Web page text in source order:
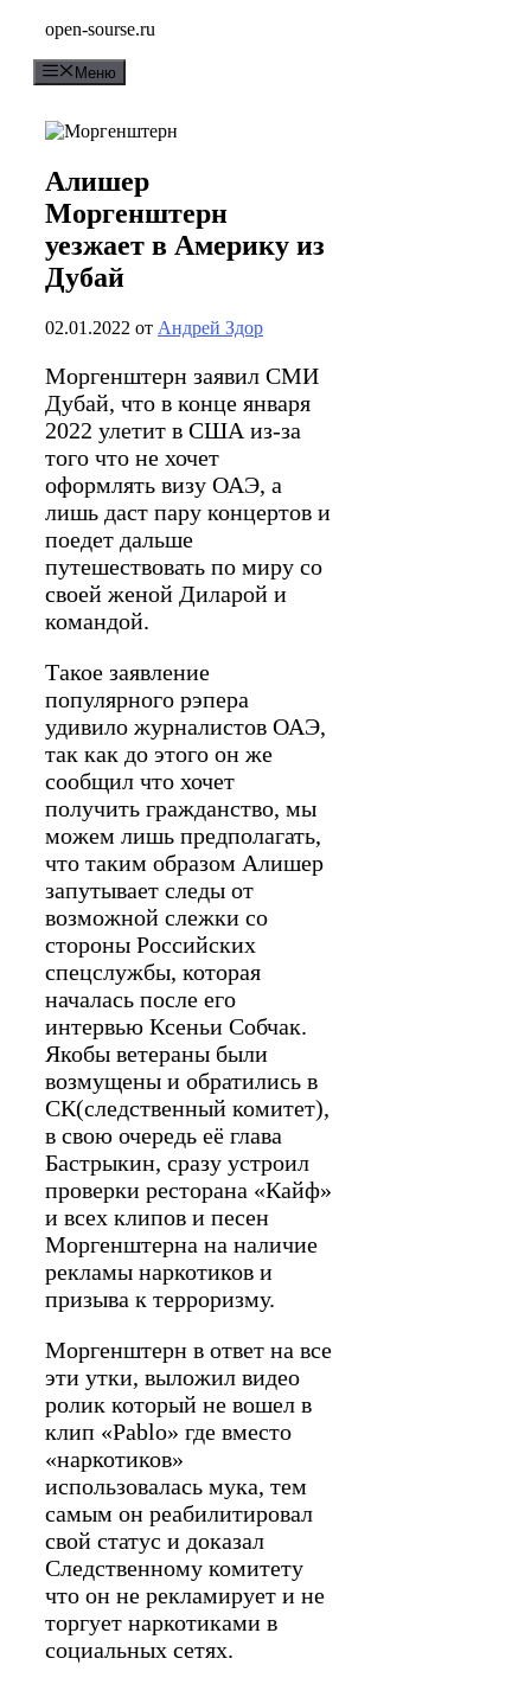
Перейти
содержимому
open-sourse.ru
Меню
Алишер
Моргенштерн
уезжает в Америку из
Дубай
02.01.2022 от Андрей Здор
Моргенштерн заявил СМИ
Дубай, что в конце января
2022 улетит в США из-за
того что не хочет
оформлять визу ОАЭ, а
лишь даст пару концертов и
поедет дальше
путешествовать по миру со
своей женой Диларой и
командой.
Такое заявление
популярного рэпера
удивило журналистов ОАЭ,
так как до этого он же
сообщил что хочет
получить гражданство, мы
можем лишь предполагать,
что таким образом Алишер
запутывает следы от
возможной слежки со
стороны Российских
спецслужбы, которая
началась после его
интервью Ксеньи Собчак.
Якобы ветераны были
возмущены и обратились в
СК(следственный комитет),
в свою очередь её глава
Бастрыкин, сразу устроил
проверки ресторана «Кайф»
и всех клипов и песен
Моргенштерна на наличие
рекламы наркотиков и
призыва к терроризму.
Моргенштерн в ответ на все
эти утки, выложил видео
ролик который не вошел в
клип «Pablo» где вместо
«наркотиков»
использовалась мука, тем
самым он реабилитировал
свой статус и доказал
Следственному комитету
что он не рекламирует и не
торгует наркотиками в
социальных сетях.